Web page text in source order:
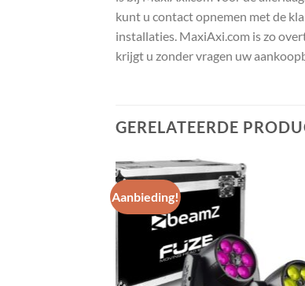
kunt u contact opnemen met de
installaties. MaxiAxi.com is zo
krijgt u zonder vragen uw
GERELATEERDE
Aanbieding!